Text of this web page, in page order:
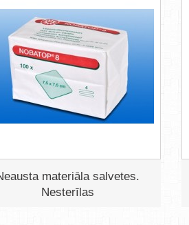
materiāla salvetes.
Nesterīlas